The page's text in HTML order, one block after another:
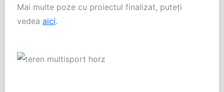
Mai multe poze cu proiectul finalizat, puteți
vedea aici.